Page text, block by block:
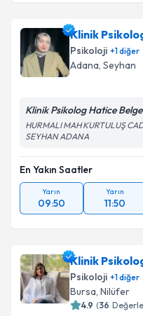
Klinik
Psikoloji diğer
Adana, Seyhan
Klinik Psikolog Hatice Belge
HURMALI MAH KURTULUŞ
En Yakın Saatler
Yarın
09:50
Yarın
11:50
Klinik
Psikoloji diğer
Bursa,Nilüfer
(